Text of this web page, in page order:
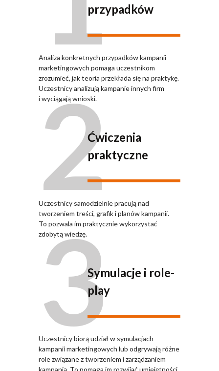
przypadków
Analiza konkretnych przypadków kampanii
marketingowych pomaga uczestnikom
zrozumieć, jak teoria przekłada się na praktykę.
Uczestnicy analizują kampanie innych firm
i wyciągają wnioski.
2Ćwiczenia
praktyczne
Uczestnicy samodzielnie pracują nad
tworzeniem treści, grafik i planów kampanii.
To pozwala im praktycznie wykorzystać
zdobytą wiedzę.
3Symulacje i role-
play
Uczestnicy biorą udział w symulacjach
kampanii marketingowych lub odgrywają różne
role związane z tworzeniem i zarządzaniem
kampanią. To pomaga im rozwijać umiejętności